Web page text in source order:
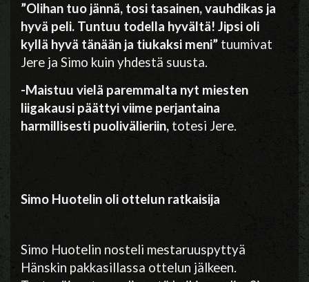
”Olihan tuo jännä, tosi tasainen, vauhdikas ja
hyvä peli. Tuntuu todella hyvältä! Jipsi oli
kyllä hyvä tänään ja tiukaksi meni” tuumivat
Jere ja Simo kuin yhdestä suusta.
-Maistuu vielä paremmalta nyt miesten
liigakausi päättyi viime perjantaina
harmillisesti puolivälieriin, totesi Jere.
Simo Huotelin oli ottelun ratkaisija
Simo Huotelin nosteli mestaruuspyttyä
Hänskin pakkasillassa ottelun jälkeen.